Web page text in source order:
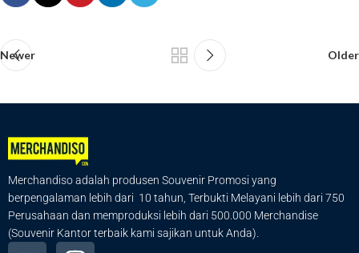
Newer Older
Merchandiso adalah produsen Souvenir Promosi yang
berpengalaman lebih dari 10 tahun, Terbukti Melayani lebih dari 750
Perusahaan dan memproduksi lebih dari 500.000 Merchandise
(Souvenir Kantor terbaik kami sajikan untuk Anda).